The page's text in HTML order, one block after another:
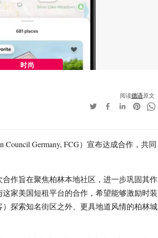
时尚
阅读德语原文
Council Germany, FCG）宣布达成合作，共同
作旨在聚焦柏林本地社区，进一步巩固其作
家美国短租平台的合作，希望能够激励时装
探索知名街区之外、更具地道风情的柏林城